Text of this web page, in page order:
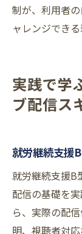
プロ
大阪
就労
クリ
大阪
人気
ITと
制が、利用者
ャレンジでき
実践で学
ブ配信ス
就労継続支援
就労継続支援B
配信の基礎を
ら、実際の配
明、視聴者対